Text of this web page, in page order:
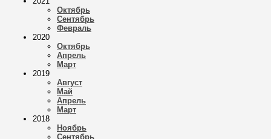
Октябрь
Сентябрь
Февраль
2020
Октябрь
Апрель
Март
2019
Август
Май
Апрель
Март
2018
Ноябрь
Сентябрь